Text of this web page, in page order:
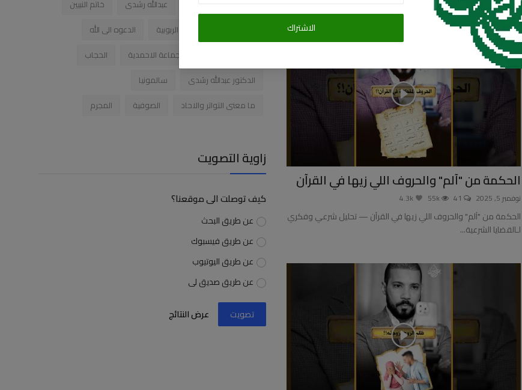
الاشتراك
الحكمة من "آلم" والحروف اللي زيها في القرآن
نوفمبر 5, 2025 55k
4.3k
الحكمة من "آلم" والحروف اللي زيها في القرآن — تحليل شرعي وفكري
لـالقضايا الشرعية...
الدكتور عبدالله رشدى
عبدالله رشدى
خاتم النبيين
الربوبية
الدعوه الى الله
الجماعة الاحمدية
الحجاب
الدكتور عبدالله رشدى
سالمونيا
ما معنى التواتر والاحاد
الصوفية المجرم
زاوية التصويت
كيف توصلت الى موقعنا؟
عن طريق البحث
عن طريق فيسبوك
عن طريق اليوتيوب
عن طريق صديق لى
تصويت عرض النتائج